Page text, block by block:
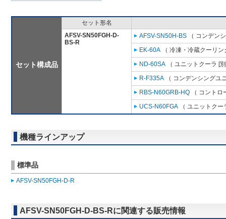
セット構成品
セット形名
AFSV-SN50FGH-D-
BS-R
AFSV-SN50H-BS （ コンデン
EK-60A （ 冷凍・冷蔵クーリ
ND-60SA （ ユニットクーラ [
R-F335A （ コンデンシングユ
RBS-N60GRB-HQ （ コント
UCS-N60FGA （ ユニットク
機種ラインアップ
標準品
AFSV-SN50FGH-D-R
AFSV-SN50FGH-D-BS-Rに関連する販売情報